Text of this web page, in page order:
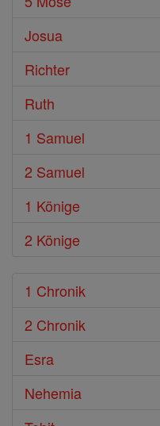
Josua
Richter
Ruth
1 Samuel
2 Samuel
1 Könige
2 Könige
1 Chronik
2 Chronik
Esra
Nehemia